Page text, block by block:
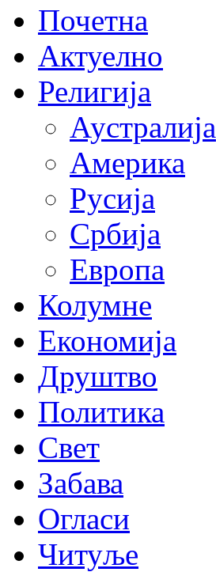
Почетна
Актуелно
Религија
Аустралија
Америка
Русија
Србија
Европа
Колумне
Економија
Друштво
Политика
Свет
Забава
Огласи
Читуље